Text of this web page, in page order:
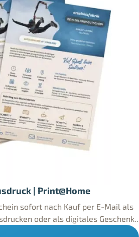
| Print@Home
sofort nach Kauf per E-Mail als
oder als digitales Geschenk..